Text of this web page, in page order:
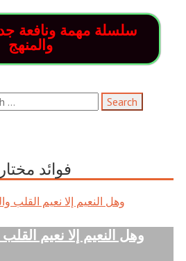
سلسلة مهمة ونافعة
والمنهج
فوائد
وهل النعيم إلا نعيم